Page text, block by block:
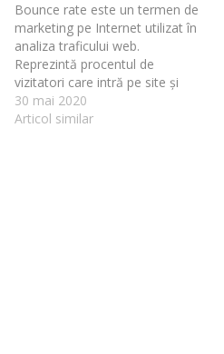
Bounce rate este un termen de
marketing pe Internet utilizat în
analiza traficului web.
Reprezintă procentul de
vizitatori care intră pe site și
apoi părăsesc („bounce”), în loc
să continue vizualizarea altor
30 mai 2020
Articol similar